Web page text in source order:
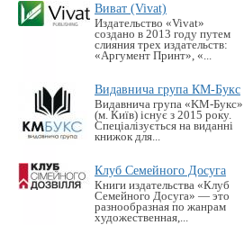
Виват (Vivat)
Издательство «Vivat»
создано в 2013 году путем
слияния трех издательств:
«Аргумент Принт», «...
Видавнича група КМ-Букс
Видавнича група «KM-Букс»
(м. Київ) існує з 2015 року.
Спеціалізується на виданні
книжок для...
Клуб Семейного Досуга
Книги издательства «Клуб
Семейного Досуга» — это
разнообразная по жанрам
художественная,...